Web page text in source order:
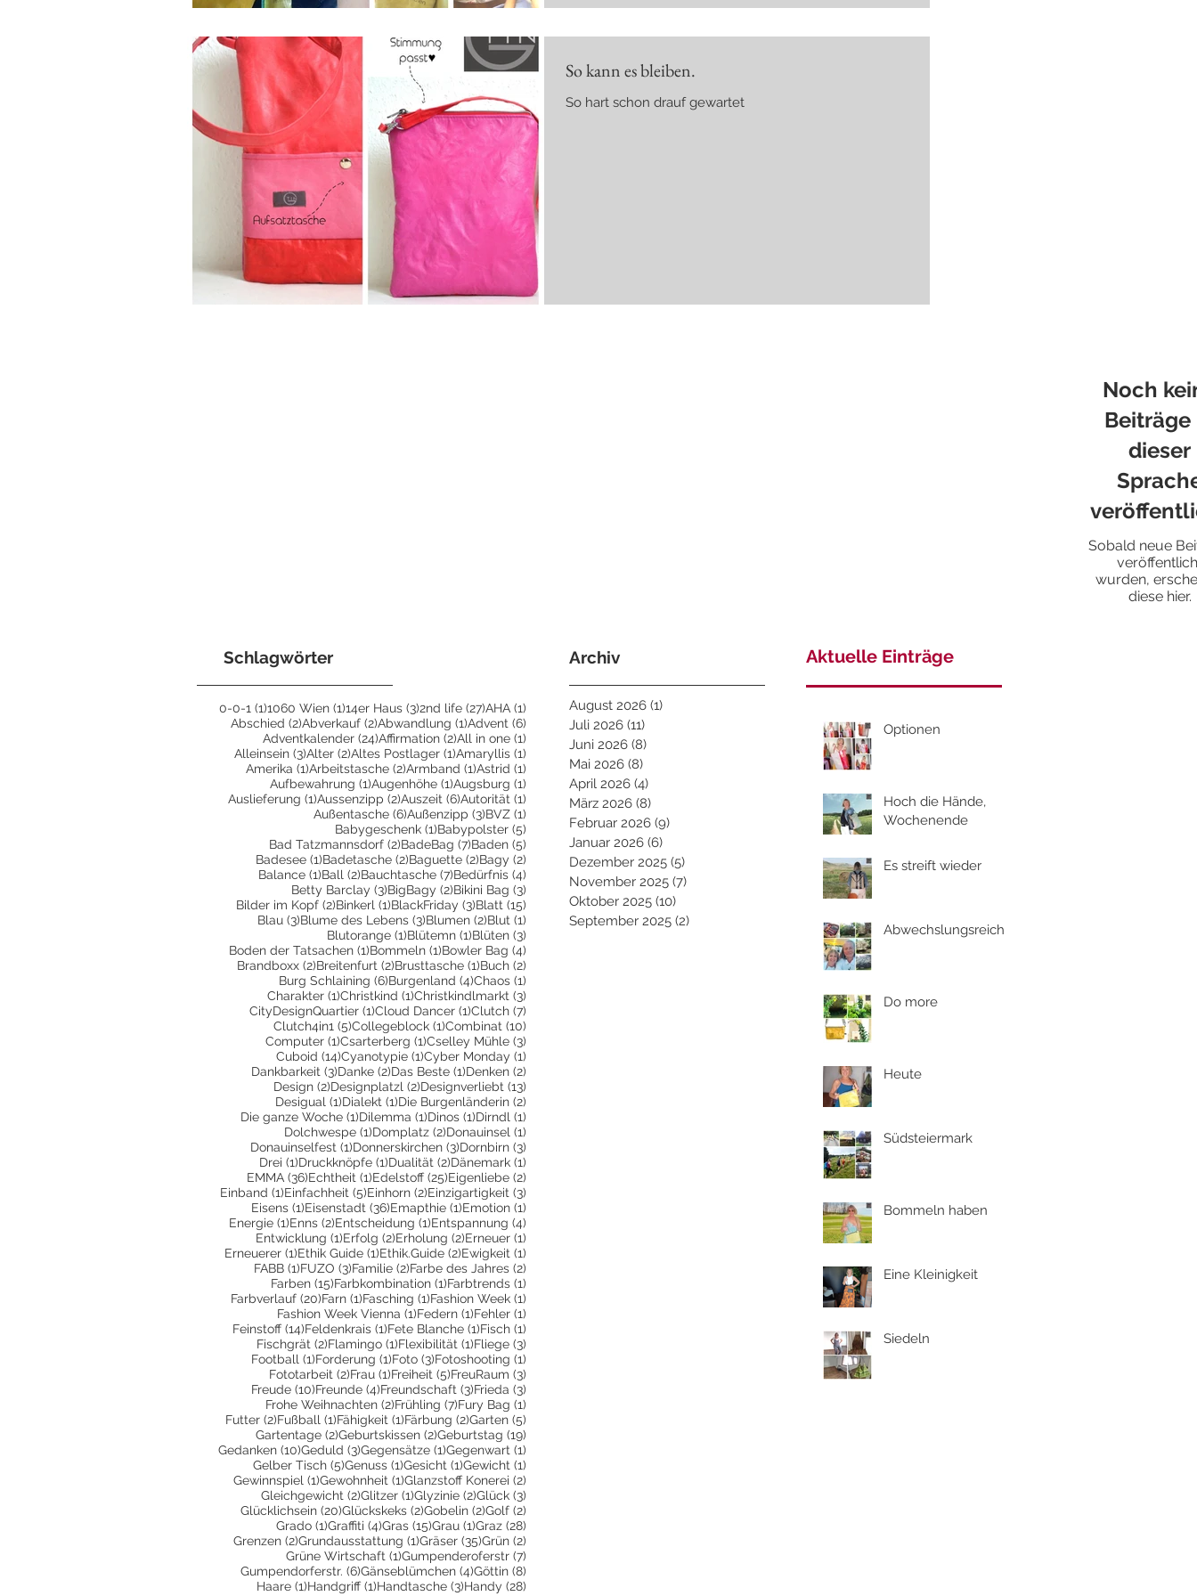
So kann es bleiben.
So hart schon drauf gewartet
Schlagwörter
0-0-1 (1)1 Beitrag
1060 Wien (1)1 Beitrag
14er Haus (3)3 Beiträge
2nd life (27)27 Beiträge
AHA (1) 1 Beitrag
Abschied (2)2 Beiträge
Abverkauf (2)2 Beiträge
Abwandlung (1)1 Beitrag
Advent (6) 6 Beiträge
Adventkalender (24)24 Beiträge
Affirmation (2)2 Beiträge
All in one (1) 1 Beitrag
Alleinsein (3)3 Beiträge
Alter (2)2 Beiträge
Altes Postlager (1)1 Beitrag
Amaryllis (1) 1 Beitrag
Amerika (1)1 Beitrag
Arbeitstasche (2)2 Beiträge
Armband (1)1 Beitrag
Astrid (1) 1 Beitrag
Aufbewahrung (1)1 Beitrag
Augenhöhe (1)1 Beitrag
Augsburg (1) 1 Beitrag
Auslieferung (1)1 Beitrag
Aussenzipp (2)2 Beiträge
Auszeit (6)6 Beiträge
Autorität (1) 1 Beitrag
Außentasche (6)6 Beiträge
Außenzipp (3)3 Beiträge
BVZ (1)
Babygeschenk (1)1 Beitrag
Babypolster (5) 5 Beiträge
Bad Tatzmannsdorf (2)2 Beiträge
BadeBag (7)7 Beiträge
Baden (5) 5 Beiträge
Badesee (1)1 Beitrag
Badetasche (2)2 Beiträge
Baguette (2)2 Beiträge
Bagy (2) 2 Beiträge
Balance (1)1 Beitrag
Ball (2)2 Beiträge
Bauchtasche (7)7 Beiträge
Bedürfnis (4) 4 Beiträge
Betty Barclay (3)3 Beiträge
BigBagy (2)2 Beiträge
Bikini Bag (3) 3 Beiträge
Bilder im Kopf (2)2 Beiträge
Binkerl (1)1 Beitrag
BlackFriday (3)3 Beiträge
Blatt (15) 15 Beiträge
Blau (3)3 Beiträge
Blume des Lebens (3)3 Beiträge
Blumen (2)2 Beiträge
Blut (1) 1 Beitrag
Blutorange (1)1 Beitrag
Blütemn (1)1 Beitrag
Blüten (3)
Boden der Tatsachen (1)1 Beitrag
Bommeln (1)1 Beitrag
Bowler Bag (4)
Brandboxx (2)2 Beiträge
Breitenfurt (2)2 Beiträge
Brusttasche (1)1 Beitrag
Buch (2)
Burg Schlaining (6)6 Beiträge
Burgenland (4)4 Beiträge
Chaos (1)
Charakter (1)1 Beitrag
Christkind (1)1 Beitrag
Christkindlmarkt (3)
CityDesignQuartier (1)1 Beitrag
Cloud Dancer (1)1 Beitrag
Clutch (7)
Clutch4in1 (5)5 Beiträge
Collegeblock (1)1 Beitrag
Combinat (10)
Computer (1)1 Beitrag
Csarterberg (1)1 Beitrag
Cselley Mühle (3)
Cuboid (14)14 Beiträge
Cyanotypie (1)1 Beitrag
Cyber Monday (1)
Dankbarkeit (3)3 Beiträge
Danke (2)2 Beiträge
Das Beste (1)1 Beitrag
Denken (2)
Design (2)2 Beiträge
Designplatzl (2)2 Beiträge
Designverliebt (13)
Desigual (1)1 Beitrag
Dialekt (1)1 Beitrag
Die Burgenländerin (2)
Die ganze Woche (1)1 Beitrag
Dilemma (1)1 Beitrag
Dinos (1)1 Beitrag
Dirndl (1)
Dolchwespe (1)1 Beitrag
Domplatz (2)2 Beiträge
Donauinsel (1)
Donauinselfest (1)1 Beitrag
Donnerskirchen (3)3 Beiträge
Dornbirn (3)
Drei (1)1 Beitrag
Druckknöpfe (1)1 Beitrag
Dualität (2)2 Beiträge
Dänemark (1)
EMMA (36)36 Beiträge
Echtheit (1)1 Beitrag
Edelstoff (25)25 Beiträge
Eigenliebe (2)
Einband (1)1 Beitrag
Einfachheit (5)5 Beiträge
Einhorn (2)2 Beiträge
Einzigartigkeit (3)
Eisens (1)1 Beitrag
Eisenstadt (36)36 Beiträge
Emapthie (1)1 Beitrag
Emotion (1)
Energie (1)1 Beitrag
Enns (2)2 Beiträge
Entscheidung (1)1 Beitrag
Entspannung (4)
Entwicklung (1)1 Beitrag
Erfolg (2)2 Beiträge
Erholung (2)2 Beiträge
Erneuer (1)
Erneuerer (1)1 Beitrag
Ethik Guide (1)1 Beitrag
Ethik.Guide (2)2 Beiträge
Ewigkeit (1)
FABB (1)1 Beitrag
FUZO (3)3 Beiträge
Familie (2)2 Beiträge
Farbe des Jahres (2)
Farben (15)15 Beiträge
Farbkombination (1)1 Beitrag
Farbtrends (1)
Farbverlauf (20)20 Beiträge
Farn (1)1 Beitrag
Fasching (1)1 Beitrag
Fashion Week (1)
Fashion Week Vienna (1)1 Beitrag
Federn (1)1 Beitrag
Fehler (1)
Feinstoff (14)14 Beiträge
Feldenkrais (1)1 Beitrag
Fete Blanche (1)1 Beitrag
Fisch (1)
Fischgrät (2)2 Beiträge
Flamingo (1)1 Beitrag
Flexibilität (1)1 Beitrag
Fliege (3)
Football (1)1 Beitrag
Forderung (1)1 Beitrag
Foto (3)3 Beiträge
Fotoshooting (1)
Fototarbeit (2)2 Beiträge
Frau (1)1 Beitrag
Freiheit (5)5 Beiträge
FreuRaum (3)
Freude (10)10 Beiträge
Freunde (4)4 Beiträge
Freundschaft (3)3 Beiträge
Frieda (3)
Frohe Weihnachten (2)2 Beiträge
Frühling (7)7 Beiträge
Fury Bag (1)
Futter (2)2 Beiträge
Fußball (1)1 Beitrag
Fähigkeit (1)1 Beitrag
Färbung (2)2 Beiträge
Garten (5)
Gartentage (2)2 Beiträge
Geburtskissen (2)2 Beiträge
Geburtstag (19)
Gedanken (10)10 Beiträge
Geduld (3)3 Beiträge
Gegensätze (1)1 Beitrag
Gegenwart (1)
Gelber Tisch (5)5 Beiträge
Genuss (1)1 Beitrag
Gesicht (1)1 Beitrag
Gewicht (1)
Gewinnspiel (1)1 Beitrag
Gewohnheit (1)1 Beitrag
Glanzstoff Konerei (2)
Gleichgewicht (2)2 Beiträge
Glitzer (1)1 Beitrag
Glyzinie (2)2 Beiträge
Glück (3)
Glücklichsein (20)20 Beiträge
Glückskeks (2)2 Beiträge
Gobelin (2)2 Beiträge
Golf (2)
Grado (1)1 Beitrag
Graffiti (4)4 Beiträge
Gras (15)15 Beiträge
Grau (1)1 Beitrag
Graz (28)
Grenzen (2)2 Beiträge
Grundausstattung (1)1 Beitrag
Gräser (35)35 Beiträge
Grün (2)
Grüne Wirtschaft (1)1 Beitrag
Gumpenderoferstr (7)
Gumpendorferstr. (6)6 Beiträge
Gänseblümchen (4)4 Beiträge
Göttin (8)
Haare (1)1 Beitrag
Handgriff (1)1 Beitrag
Handtasche (3)3 Beiträge
Handy (28)
Archiv
August 2026 (1)
Juli 2026 (11)
Juni 2026 (8)
Mai 2026 (8)
April 2026 (4)
März 2026 (8)
Februar 2026 (9)
Januar 2026 (6)
Dezember 2025 (5)
November 2025 (7)
Oktober 2025 (10)
September 2025 (2)
Aktuelle Einträge
Optionen
Hoch die Hände,
Wochenende
Es streift wieder
Abwechslungsreich
Do more
Heute
Südsteiermark
Bommeln haben
Eine Kleinigkeit
Siedeln
Noch
Beiträge
dieser
Sobald neue
wurden,
diese hier.